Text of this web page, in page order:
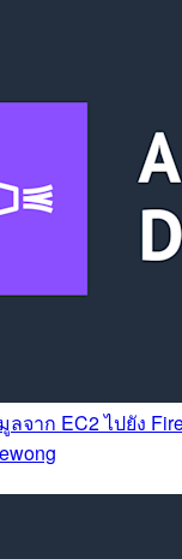
ลจาก EC2 ไปยัง